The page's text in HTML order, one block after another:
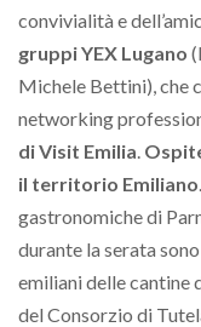
convivialità e
gruppi YEX Lugano
Michele Bettini), che
networking
di Visit Emilia
il territorio Emiliano
gastronomiche di
durante la serata
emiliani delle
del Consorzio di